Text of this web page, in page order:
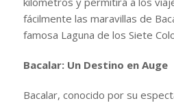
fácilmente las maravillas de
famosa Laguna de los Siete
Bacalar: Un Destino en Auge
Bacalar, conocido por su